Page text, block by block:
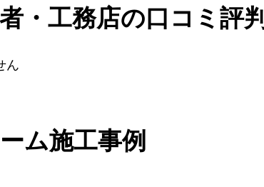
・ 工務店の口コミ評判
ん
ム施工事例